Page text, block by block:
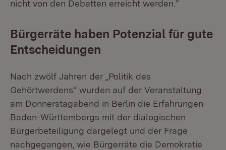
nicht von den Debatten erreicht werden.“
Bürgerräte haben Potenzial für gute
Entscheidungen
Nach zwölf Jahren der „Politik des
Gehörtwerdens“ wurden auf der Veranstaltung
am Donnerstagabend in Berlin die Erfahrungen
Baden-Württembergs mit der dialogischen
Bürgerbeteiligung dargelegt und der Frage
nachgegangen, wie Bürgerräte die Demokratie